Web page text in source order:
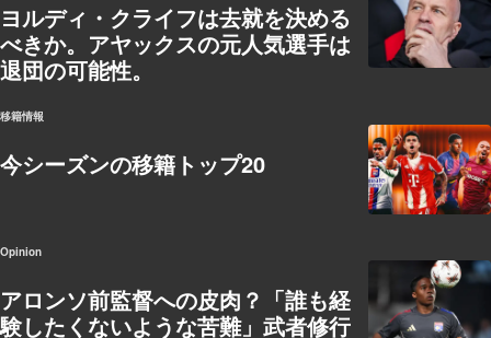
ヨルディ・クライフは去就を決める
べきか。アヤックスの元人気選手は
退団の可能性。
移籍情報
今シーズンの移籍トップ20
Opinion
アロンソ前監督への皮肉？「誰も経
験したくないような苦難」武者修行